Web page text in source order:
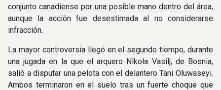
conjunto canadiense por una posible mano dentro del área,
aunque la acción fue desestimada al no considerarse
infracción.
La mayor controversia llegó en el segundo tiempo, durante
una jugada en la que el arquero Nikola Vasilj, de Bosnia,
salió a disputar una pelota con el delantero Tani Oluwaseyi.
Ambos terminaron en el suelo tras un fuerte choque que